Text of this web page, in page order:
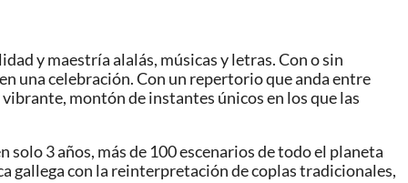
y maestría alalás, músicas y letras. Con o sin
una celebración. Con un repertorio que anda entre
montón de instantes únicos en los que las
3 años, más de 100 escenarios de todo el planeta
gallega con la reinterpretación de coplas tradicionales,